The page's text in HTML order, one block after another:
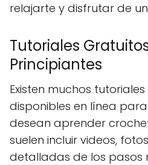
relajarte y disfrutar de
Tutoriales
Principiantes
Existen muchos
disponibles en línea
desean aprender
suelen incluir videos,
detalladas de los pasos